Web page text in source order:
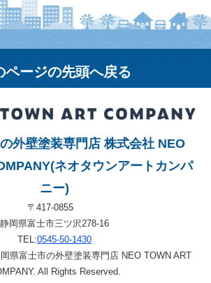
ページの先頭へ戻る
外壁塗装専門店 株式会社 NEO
ネオタウンアートカンパ
ニー)
〒417-0855
静岡県富士市三ツ沢278-16
TEL:0545-50-1430
県富士市の外壁塗装専門店 NEO TOWN ART
All Rights Reserved.